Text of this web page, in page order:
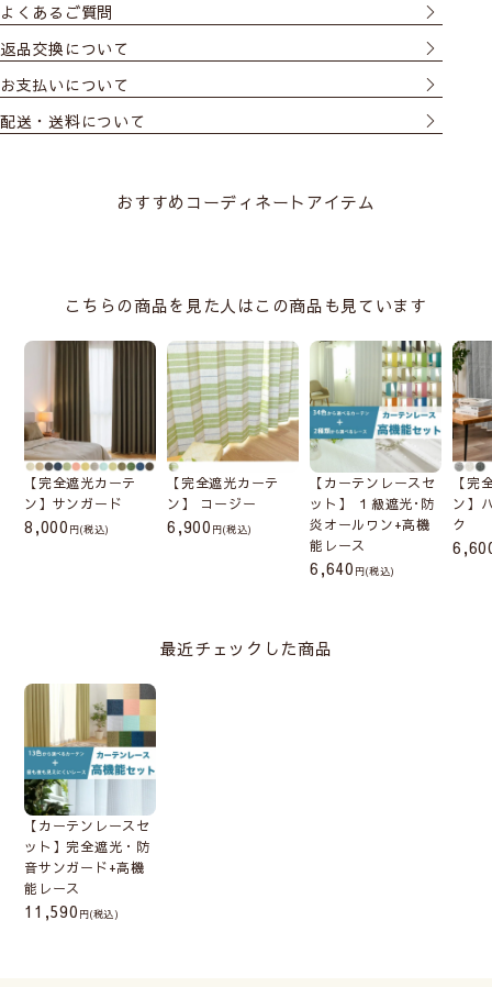
当店トップクラス！保温率
※試験機関：(財)日本繊維製品品質技術センター
温度の下降をどれだけ抑えられるかを示す指標です。比
較の結果、「アレルキャッチ」は4.0℃温度低下を抑え
ことがわかります。
よくあるご質問
返品交換について
お支払いについて
配送・送料について
おすすめコーディネートアイテム
こちらの商品を見た人はこの商品も見ています
【完全遮光カーテ
ン】サンガード
8,000 (税込)
【完全遮光カーテ
ン】 コージー
6,900 (税込)
【カーテンレースセ
ット】 １級遮光･防
炎オールワン+高機
能レース
6,640 (税込)
【完
ン】
ク
最近チェックした商品
【カーテンレースセ
ット】完全遮光・防
音サンガード+高機
能レース
11,590 (税込)